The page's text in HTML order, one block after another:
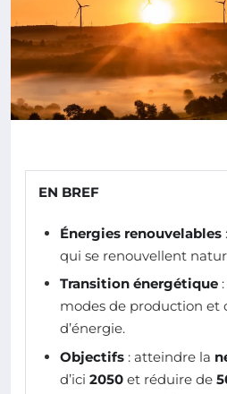
EN BREF
Énergies renouvelables
qui se renouvellent
Transition énergétique
modes de production et
d’énergie.
Objectifs : atteindre la
d’ici 2050 et réduire de